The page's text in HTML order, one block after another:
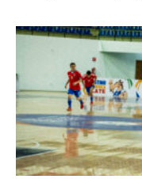
GCM de Limeira